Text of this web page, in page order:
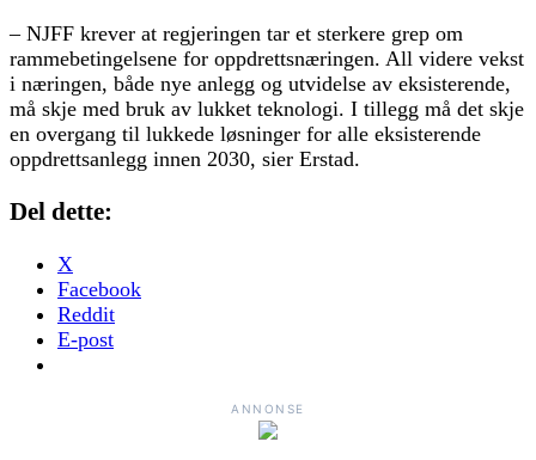
– NJFF krever at regjeringen tar et sterkere grep om
rammebetingelsene for oppdrettsnæringen. All videre vekst
i næringen, både nye anlegg og utvidelse av eksisterende,
må skje med bruk av lukket teknologi. I tillegg må det skje
en overgang til lukkede løsninger for alle eksisterende
oppdrettsanlegg innen 2030, sier Erstad.
Del dette:
X
Facebook
Reddit
E-post
ANNONSE